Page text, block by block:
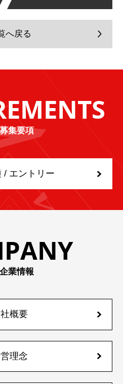
へ戻る
募集要項
/ エントリー
企業情報
概要
理念